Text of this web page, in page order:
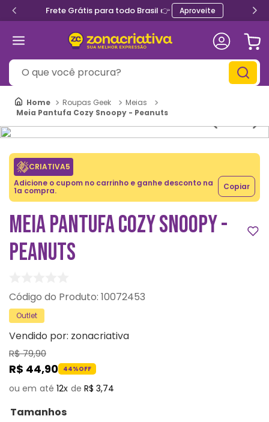
Frete Grátis para todo Brasil 👉 Aproveite
O que você procura?
Roupas Geek
Meias
Meia Pantufa Cozy Snoopy - Peanuts
CRIATIVA5
Adicione o cupom no carrinho e ganhe desconto na
1a compra. Copiar
MEIA PANTUFA COZY SNOOPY -
PEANUTS
: 10072453
Outlet
Vendido por: zonacriativa
R$79,90
R$ 44,90 44%OFF
12 R$ 3,74
Tamanhos